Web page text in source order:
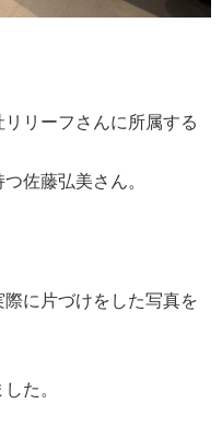
リーフさんに所属する
佐藤弘美さん。
に片づけをした写真を
た。